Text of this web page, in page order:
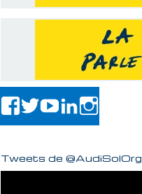
Tweets de @AudiSolOrg